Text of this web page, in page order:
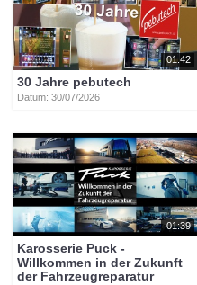
Tags:
matthias
mayer olympiasieger
olympia
franz klammer fritz
01:42
30 Jahre pebutech
Datum: 30/07/2026
01:39
Karosserie Puck -
Willkommen in der Zukunft
der Fahrzeugreparatur